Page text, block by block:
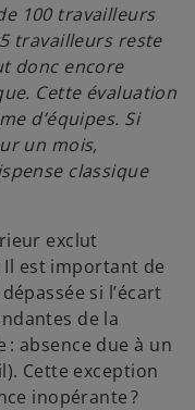
100 travailleurs
travailleurs reste
donc encore
Cette évaluation
d’équipes. Si
un mois,
classique
exclut
Il est important de
si l’écart
de la
: absence due à un
Cette exception
inopérante ?